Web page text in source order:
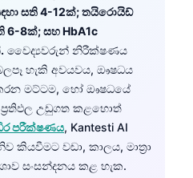
සති 4-12ක්; තයිරොයිඩ්
6-8ක්; සහ HbA1c
වෛද්‍යවරුන් නිරීක්ෂණය
හැකි අවයවය, ඖෂධය
මට්ටම, හෝ ඖෂධයේ
ප්‍රතිඵල උඩුගත කළහොත්
පරීක්ෂණය, Kantesti AI
කියවීමට වඩා, කාලය, මාත්‍රා
සංසන්දනය කළ හැක.